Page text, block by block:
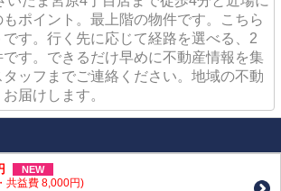
ポイント。最上階の物件です。こちら
す。行く先に応じて経路を選べる、2
す。できるだけ早めに不動産情報を集
ッフまでご連絡ください。地域の不動
届けします。
NEW
共益費 8,000円)